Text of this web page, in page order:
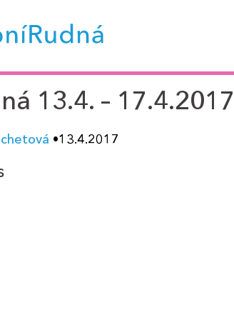
13.4. –
•13.4.2017